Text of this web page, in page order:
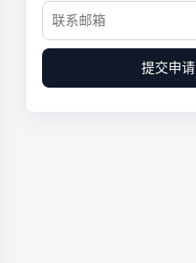
提交申请